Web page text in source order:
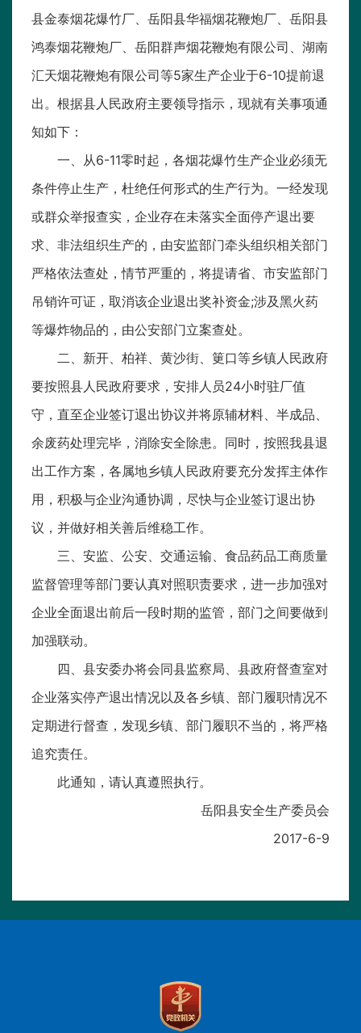
县金泰烟花爆竹厂、岳阳县华福烟花鞭炮厂、岳阳县
鸿泰烟花鞭炮厂、岳阳群声烟花鞭炮有限公司、湖南
汇天烟花鞭炮有限公司等5家生产企业于6-10提前退
出。根据县人民政府主要领导指示，现就有关事项通
知如下：
一、从6-11零时起，各烟花爆竹生产企业必须无
条件停止生产，杜绝任何形式的生产行为。一经发现
或群众举报查实，企业存在未落实全面停产退出要
求、非法组织生产的，由安监部门牵头组织相关部门
严格依法查处，情节严重的，将提请省、市安监部门
吊销许可证，取消该企业退出奖补资金;涉及黑火药
等爆炸物品的，由公安部门立案查处。
二、新开、柏祥、黄沙街、筻口等乡镇人民政府
要按照县人民政府要求，安排人员24小时驻厂值
守，直至企业签订退出协议并将原辅材料、半成品、
余废药处理完毕，消除安全除患。同时，按照我县退
出工作方案，各属地乡镇人民政府要充分发挥主体作
用，积极与企业沟通协调，尽快与企业签订退出协
议，并做好相关善后维稳工作。
三、安监、公安、交通运输、食品药品工商质量
监督管理等部门要认真对照职责要求，进一步加强对
企业全面退出前后一段时期的监管，部门之间要做到
加强联动。
四、县安委办将会同县监察局、县政府督查室对
企业落实停产退出情况以及各乡镇、部门履职情况不
定期进行督查，发现乡镇、部门履职不当的，将严格
追究责任。
此通知，请认真遵照执行。
岳阳县安全生产委员会
2017-6-9